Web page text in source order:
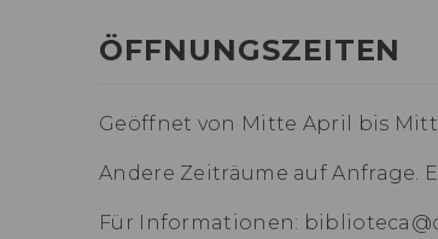
ÖFFNUNGSZEITEN
Geöffnet von Mitte April bis
Andere Zeiträume auf Anfrage.
Für Informationen: